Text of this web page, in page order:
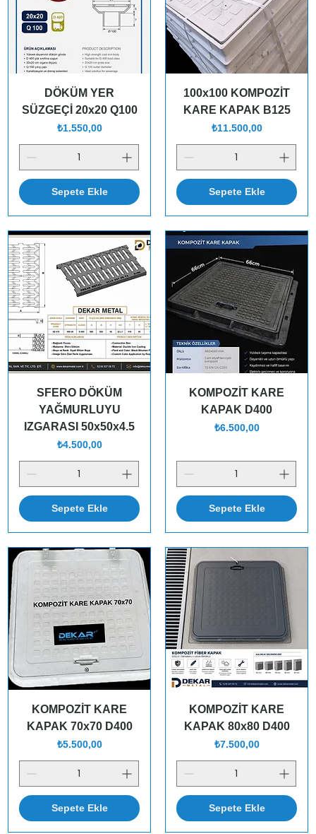
DÖKÜM YER
SÜZGEÇİ 20x20 Q100
Fiyat
₺1.550,00
Sepete Ekle
100x100 KOMPOZİT
KARE KAPAK B125
Fiyat
₺11.500,00
Sepete Ekle
SFERO DÖKÜM
YAĞMURLUYU
IZGARASI 50x50x4.5
Fiyat
₺4.500,00
Sepete Ekle
KOMPOZİT KARE
KAPAK D400
Fiyat
₺6.500,00
Sepete Ekle
KOMPOZİT KARE
KAPAK 70x70 D400
Fiyat
₺5.500,00
Sepete Ekle
KOMPOZİT KARE
KAPAK 80x80 D400
Fiyat
₺7.500,00
Sepete Ekle